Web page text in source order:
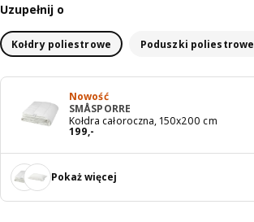
Uzupełnij o
Kołdry poliestrowe Poduszki poliestrowe
Nowość
SMÅSPORRE
Kołdra całoroczna, 150x200 cm
199,-
Cena 199,-
Pokaż więcej